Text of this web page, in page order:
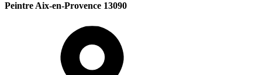
Peintre Aix-en-Provence 13090